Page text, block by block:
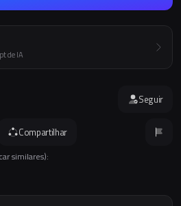
Compartilhar
similares):
de IA
Seguir